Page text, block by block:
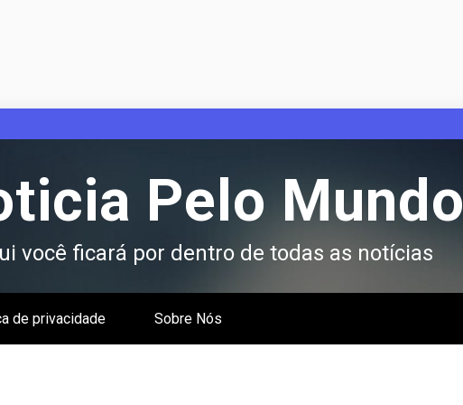
Pelo Mundo
você ficará por dentro de todas as notícias
de privacidade Sobre Nós